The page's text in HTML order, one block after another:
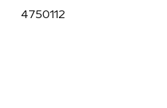
4750112